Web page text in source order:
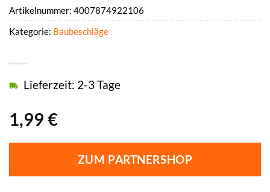
1,99 €
Lieferzeit: 2-3 Tage
ZUM PARTNERSHOP
Artikelnummer: 4007874922106
Kategorie: Baubeschläge